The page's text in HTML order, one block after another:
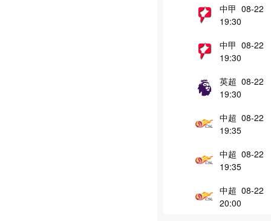
中甲 08-22
19:30
中甲 08-22
19:30
英超 08-22
19:30
中超 08-22
19:35
中超 08-22
19:35
中超 08-22
20:00